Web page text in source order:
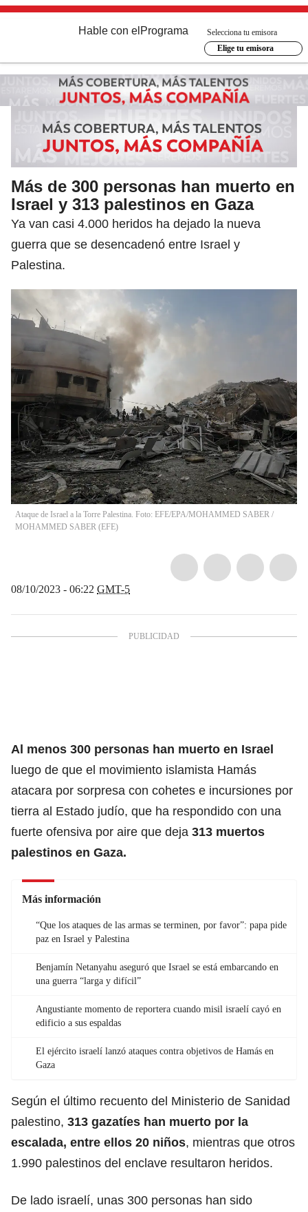
Hable con el Programa
Selecciona tu emisora
Elige tu emisora
Más de 300 personas han muerto en
Israel y 313 palestinos en Gaza
Ya van casi 4.000 heridos ha dejado la nueva
guerra que se desencadenó entre Israel y
Palestina.
Ataque de Israel a la Torre Palestina. Foto: EFE/EPA/MOHAMMED SABER /
MOHAMMED SABER (EFE)
08/10/2023 - 06:22 GMT-5
Al menos 300 personas han muerto en Israel
luego de que el movimiento islamista Hamás
atacara por sorpresa con cohetes e incursiones por
tierra al Estado judío, que ha respondido con una
fuerte ofensiva por aire que deja 313 muertos
palestinos en Gaza.
Más información
“Que los ataques de las armas se terminen, por favor”: papa pide
paz en Israel y Palestina
Benjamín Netanyahu aseguró que Israel se está embarcando en
una guerra “larga y difícil”
Angustiante momento de reportera cuando misil israelí cayó en
edificio a sus espaldas
El ejército israelí lanzó ataques contra objetivos de Hamás en
Gaza
Según el último recuento del Ministerio de Sanidad
palestino, 313 gazatíes han muerto por la
escalada, entre ellos 20 niños, mientras que otros
1.990 palestinos del enclave resultaron heridos.
De lado israelí, unas 300 personas han sido